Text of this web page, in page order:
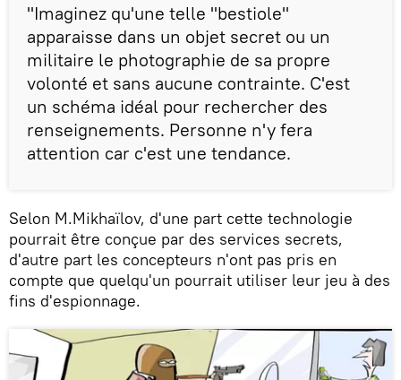
"Imaginez qu'une telle "bestiole"
apparaisse dans un objet secret ou un
militaire le photographie de sa propre
volonté et sans aucune contrainte. C'est
un schéma idéal pour rechercher des
renseignements. Personne n'y fera
attention car c'est une tendance.
Selon M.Mikhaïlov, d'une part cette technologie
pourrait être conçue par des services secrets,
d'autre part les concepteurs n'ont pas pris en
compte que quelqu'un pourrait utiliser leur jeu à des
fins d'espionnage.